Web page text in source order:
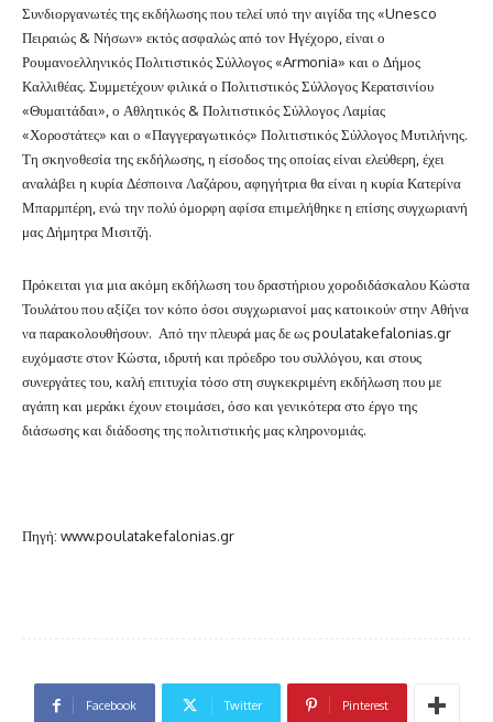
Συνδιοργανωτές της εκδήλωσης που τελεί υπό την αιγίδα της «Unesco
Πειραιώς & Νήσων» εκτός ασφαλώς από τον Ηγέχορο, είναι ο
Ρουμανοελληνικός Πολιτιστικός Σύλλογος «Armonia» και ο Δήμος
Καλλιθέας. Συμμετέχουν φιλικά ο Πολιτιστικός Σύλλογος Κερατσινίου
«Θυμαιτάδαι», ο Αθλητικός & Πολιτιστικός Σύλλογος Λαμίας
«Χοροστάτες» και ο «Παγγεραγωτικός» Πολιτιστικός Σύλλογος Μυτιλήνης.
Τη σκηνοθεσία της εκδήλωσης, η είσοδος της οποίας είναι ελεύθερη, έχει
αναλάβει η κυρία Δέσποινα Λαζάρου, αφηγήτρια θα είναι η κυρία Κατερίνα
Μπαρμπέρη, ενώ την πολύ όμορφη αφίσα επιμελήθηκε η επίσης συγχωριανή
μας Δήμητρα Μισιτζή.
Πρόκειται για μια ακόμη εκδήλωση του δραστήριου χοροδιδάσκαλου Κώστα
Τουλάτου που αξίζει τον κόπο όσοι συγχωριανοί μας κατοικούν στην Αθήνα
να παρακολουθήσουν. Από την πλευρά μας δε ως poulatakefalonias.gr
ευχόμαστε στον Κώστα, ιδρυτή και πρόεδρο του συλλόγου, και στους
συνεργάτες του, καλή επιτυχία τόσο στη συγκεκριμένη εκδήλωση που με
αγάπη και μεράκι έχουν ετοιμάσει, όσο και γενικότερα στο έργο της
διάσωσης και διάδοσης της πολιτιστικής μας κληρονομιάς.
Πηγή: www.poulatakefalonias.gr
Facebook Twitter Pinterest